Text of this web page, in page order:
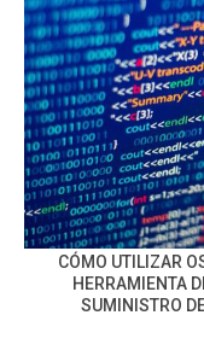
CÓMO UTILIZAR
HERRAMIENTA
SUMINISTRO